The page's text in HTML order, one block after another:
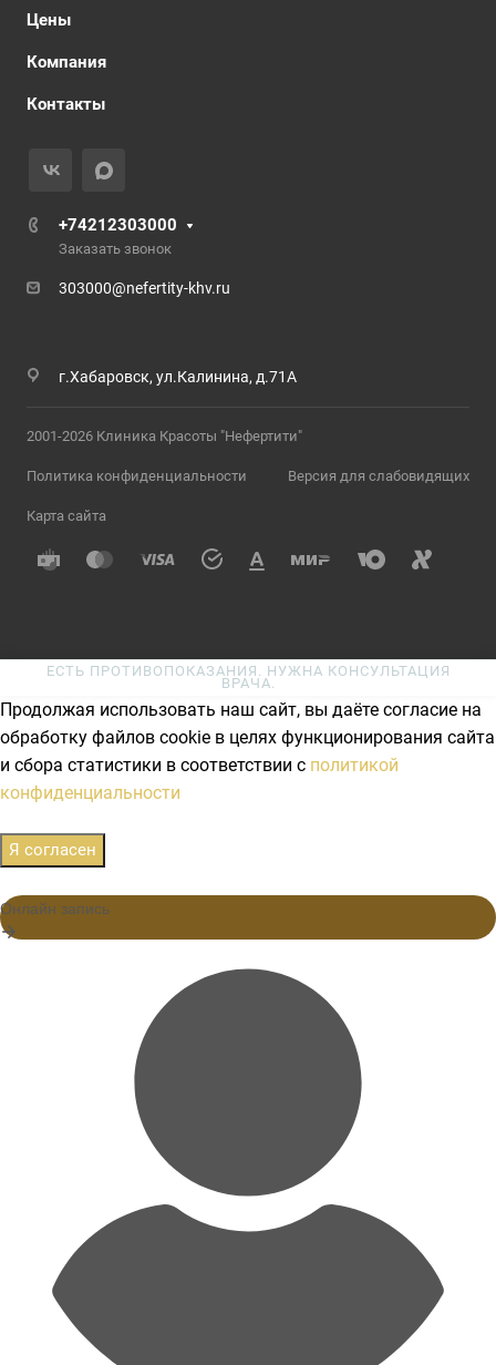
Цены
Компания
Контакты
+74212303000
Заказать звонок
303000@nefertity-khv.ru
г.Хабаровск, ул.Калинина, д.71А
2001-2026 Клиника Красоты "Нефертити"
Политика конфиденциальности Версия для слабовидящих
Карта сайта
ЕСТЬ ПРОТИВОПОКАЗАНИЯ. НУЖНА КОНСУЛЬТАЦИЯ
ВРАЧА.
Продолжая использовать наш сайт, вы даёте согласие на
обработку файлов cookie в целях функционирования сайта
и сбора статистики в соответствии с политикой
конфиденциальности
Я согласен